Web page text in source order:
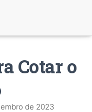
Cotar o
de 2023